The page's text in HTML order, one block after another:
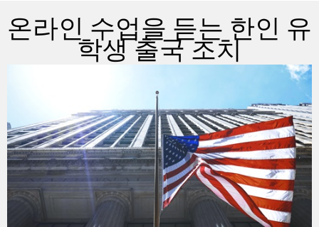
온라인 수업을 듣는 한인 유
학생 출국 조치